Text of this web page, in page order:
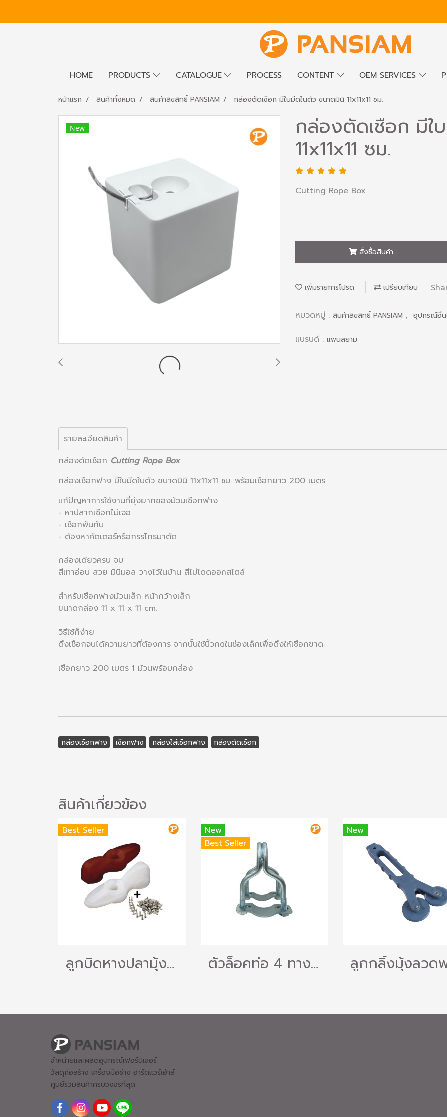
HOME PRODUCTS CATALOGUE PROCESS CONTENT OEM SERVICES
หน้าแรก สินค้าทั้งหมด สินค้าลิขสิทธิ์ PANSIAM กล่องตัดเชือก มีใบมีดในตัว ขนาดมินิ 11x11x11 ซม.
New กล่องตัดเชือก มีใ
11x11x11 ซม.
Cutting Rope Box
สั่งซื้อสินค้า
เพิ่มรายการโปรด เปรียบเทียบ
หมวดหมู่ : สินค้าลิขสิทธิ์ PANSIAM , อุปกรณ์อื่
แบรนด์ : แพนสยาม
รายละเอียดสินค้า
กล่องตัดเชือก Cutting Rope Box
กล่องเชือกฟาง มีใบมีดในตัว ขนาดมินิ 11x11x11 ซม. พร้อมเชือกยาว 200 เมตร
แก้ปัญหาการใช้งานที่ยุ่งยากของม้วนเชือกฟาง
- หาปลากเชือกไม่เจอ
- เชือกพันกัน
- ต้องหาคัตเตอร์หรือกรรไกรมาตัด
กล่องเดียวครบ จบ
สีเทาอ่อน สวย มินิมอล วางไว้ในบ้าน สีไม่โดดออกสไตล์
สำหรับเชือกฟางม้วนเล็ก หน้ากว้างเล็ก
ขนาดกล่อง 11 x 11 x 11 cm.
วิธีใช้ก็ง่าย
ดึงเชือกจนได้ความยาวที่ต้องการ จากนั้นใช้นิ้วกดในช่องเล็กเพื่อดึงให้เชือกขาด
เชือกยาว 200 เมตร 1 ม้วนพร้อมกล่อง
กล่องเชือกฟาง เชือกฟาง กล่องใส่เชือกฟาง กล่องตัดเชือก
สินค้าเกี่ยวข้อง
Best Seller
ลูกบิดหางปลามุ้งลวด ตัวล็อคมุ้งลวด หน้าต่าง ประตู พร้อมสกรู แพ็ค 10/20/50 ชุด
New
Best Seller
ตัวล็อคท่อ 4 ทาง ดีโบลท์ ตัวรัดท่อ มี 3 ขนาด 20 mm. / 26 mm. / 33 mm. ล็อคท่อแป๊ป ท่อ PVC แป๊ปขาว
New
จำหน่ายและผลิตอุปกรณ์เฟอร์นิเจอร์
วัสดุก่อสร้าง เครื่องมือช่าง ฮาร์ดแวร์เฮ้าส์
ศูนย์รวมสินค้าครบวงจรที่สุด